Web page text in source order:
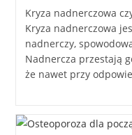
Kryza nadnerczowa
Kryza nadnerczowa
nadnerczy,
Nadnercza przestają
że nawet przy